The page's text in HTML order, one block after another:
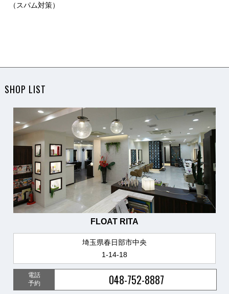
（スパム対策）
SHOP LIST
FLOAT RITA
埼玉県春日部市中央
1-14-18
電話
予約
048-752-8887